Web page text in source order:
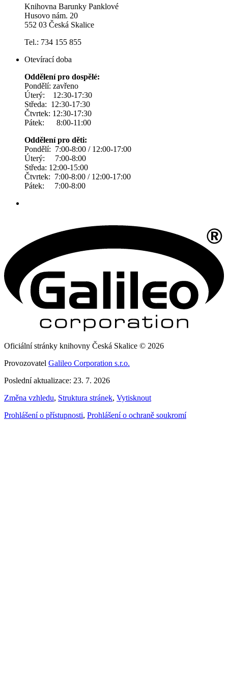
Knihovna Barunky Panklové
Husovo nám. 20
552 03 Česká Skalice
Tel.: 734 155 855
Otevírací doba
Oddělení pro dospělé:
Pondělí: zavřeno
Úterý: 12:30-17:30
Středa: 12:30-17:30
Čtvrtek: 12:30-17:30
Pátek: 8:00-11:00
Oddělení pro děti:
Pondělí: 7:00-8:00 / 12:00-17:00
Úterý: 7:00-8:00
Středa: 12:00-15:00
Čtvrtek: 7:00-8:00 / 12:00-17:00
Pátek: 7:00-8:00
Oficiální stránky knihovny Česká Skalice © 2026
Provozovatel Galileo Corporation s.r.o.
Poslední aktualizace: 23. 7. 2026
Změna vzhledu, Struktura stránek, Vytisknout
Prohlášení o přístupnosti, Prohlášení o ochraně soukromí